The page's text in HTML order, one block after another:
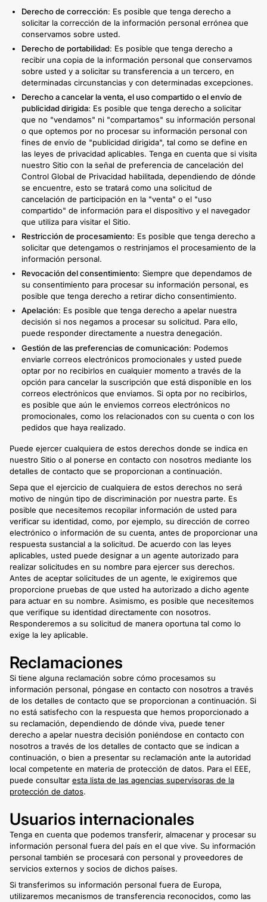
Derecho de corrección: Es posible que tenga derecho a
solicitar la corrección de la información personal errónea que
conservamos sobre usted.
Derecho de portabilidad: Es posible que tenga derecho a
recibir una copia de la información personal que conservamos
sobre usted y a solicitar su transferencia a un tercero, en
determinadas circunstancias y con determinadas excepciones.
Derecho a cancelar la venta, el uso compartido o el envío de
publicidad dirigida: Es posible que tenga derecho a solicitar
que no "vendamos" ni "compartamos" su información personal
o que optemos por no procesar su información personal con
fines de envío de "publicidad dirigida", tal como se define en
las leyes de privacidad aplicables. Tenga en cuenta que si visita
nuestro Sitio con la señal de preferencia de cancelación del
Control Global de Privacidad habilitada, dependiendo de dónde
se encuentre, esto se tratará como una solicitud de
cancelación de participación en la "venta" o el "uso
compartido" de información para el dispositivo y el navegador
que utiliza para visitar el Sitio.
Restricción de procesamiento: Es posible que tenga derecho a
solicitar que detengamos o restrinjamos el procesamiento de la
información personal.
Revocación del consentimiento: Siempre que dependamos de
su consentimiento para procesar su información personal, es
posible que tenga derecho a retirar dicho consentimiento.
Apelación: Es posible que tenga derecho a apelar nuestra
decisión si nos negamos a procesar su solicitud. Para ello,
puede responder directamente a nuestra denegación.
Gestión de las preferencias de comunicación: Podemos
enviarle correos electrónicos promocionales y usted puede
optar por no recibirlos en cualquier momento a través de la
opción para cancelar la suscripción que está disponible en los
correos electrónicos que enviamos. Si opta por no recibirlos,
es posible que aún le enviemos correos electrónicos no
promocionales, como los relacionados con su cuenta o con los
pedidos que haya realizado.
Puede ejercer cualquiera de estos derechos donde se indica en
nuestro Sitio o al ponerse en contacto con nosotros mediante los
detalles de contacto que se proporcionan a continuación.
Sepa que el ejercicio de cualquiera de estos derechos no será
motivo de ningún tipo de discriminación por nuestra parte. Es
posible que necesitemos recopilar información de usted para
verificar su identidad, como, por ejemplo, su dirección de correo
electrónico o información de su cuenta, antes de proporcionar una
respuesta sustancial a la solicitud. De acuerdo con las leyes
aplicables, usted puede designar a un agente autorizado para
realizar solicitudes en su nombre para ejercer sus derechos.
Antes de aceptar solicitudes de un agente, le exigiremos que
proporcione pruebas de que usted ha autorizado a dicho agente
para actuar en su nombre. Asimismo, es posible que necesitemos
que verifique su identidad directamente con nosotros.
Responderemos a su solicitud de manera oportuna tal como lo
exige la ley aplicable.
Reclamaciones
Si tiene alguna reclamación sobre cómo procesamos su
información personal, póngase en contacto con nosotros a través
de los detalles de contacto que se proporcionan a continuación. Si
no está satisfecho con la respuesta que hemos proporcionado a
su reclamación, dependiendo de dónde viva, puede tener
derecho a apelar nuestra decisión poniéndose en contacto con
nosotros a través de los detalles de contacto que se indican a
continuación, o bien a presentar su reclamación ante la autoridad
local competente en materia de protección de datos. Para el EEE,
puede consultar esta lista de las agencias supervisoras de la
protección de datos.
Usuarios internacionales
Tenga en cuenta que podemos transferir, almacenar y procesar su
información personal fuera del país en el que vive. Su información
personal también se procesará con personal y proveedores de
servicios externos y socios de dichos países.
Si transferimos su información personal fuera de Europa,
utilizaremos mecanismos de transferencia reconocidos, como las